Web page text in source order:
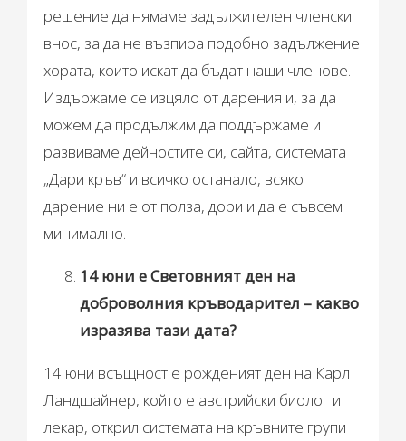
решение да нямаме задължителен членски
внос, за да не възпира подобно задължение
хората, които искат да бъдат наши членове.
Издържаме се изцяло от дарения и, за да
можем да продължим да поддържаме и
развиваме дейностите си, сайта, системата
„Дари кръв“ и всичко останало, всяко
дарение ни е от полза, дори и да е съвсем
минимално.
14 юни е Световният ден на
доброволния кръводарител – какво
изразява тази дата?
14 юни всъщност е рожденият ден на Карл
Ландщайнер, който е австрийски биолог и
лекар, открил системата на кръвните групи